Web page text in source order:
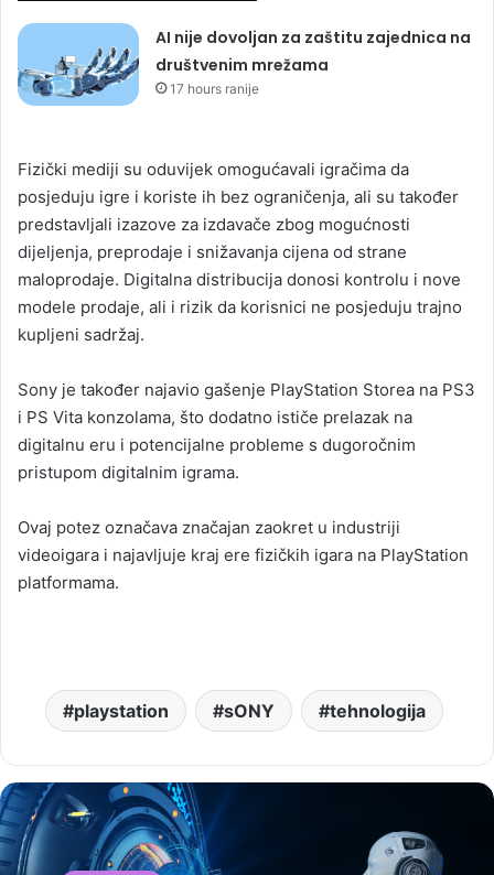
AI nije dovoljan za zaštitu zajednica na
društvenim mrežama
17 hours ranije
Fizički mediji su oduvijek omogućavali igračima da
posjeduju igre i koriste ih bez ograničenja, ali su također
predstavljali izazove za izdavače zbog mogućnosti
dijeljenja, preprodaje i snižavanja cijena od strane
maloprodaje. Digitalna distribucija donosi kontrolu i nove
modele prodaje, ali i rizik da korisnici ne posjeduju trajno
kupljeni sadržaj.
Sony je također najavio gašenje PlayStation Storea na PS3
i PS Vita konzolama, što dodatno ističe prelazak na
digitalnu eru i potencijalne probleme s dugoročnim
pristupom digitalnim igrama.
Ovaj potez označava značajan zaokret u industriji
videoigara i najavljuje kraj ere fizičkih igara na PlayStation
platformama.
playstation sONY tehnologija